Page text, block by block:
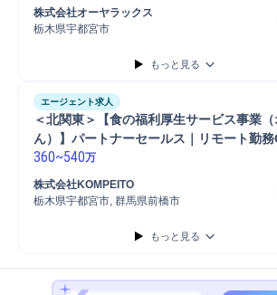
株式会社オーヤラックス
栃木県宇都宮市
もっと見る
エージェント求人
＜北関東＞【⾷の福利厚⽣サービス事業
ん）】パートナーセールス｜リモート勤
360~540万
株式会社KOMPEITO
栃木県宇都宮市, 群馬県前橋市
もっと見る